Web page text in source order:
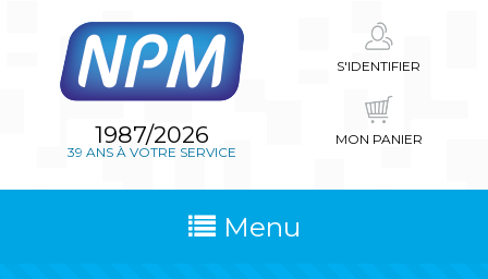
1987/2026
39 ANS À VOTRE SERVICE
S'IDENTIFIER
MON PANIER
Menu